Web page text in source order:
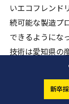
いエコフレンド
続可能な製造プ
できるようにな
技術は愛知県の
を創出してお
が期待されてい
新卒